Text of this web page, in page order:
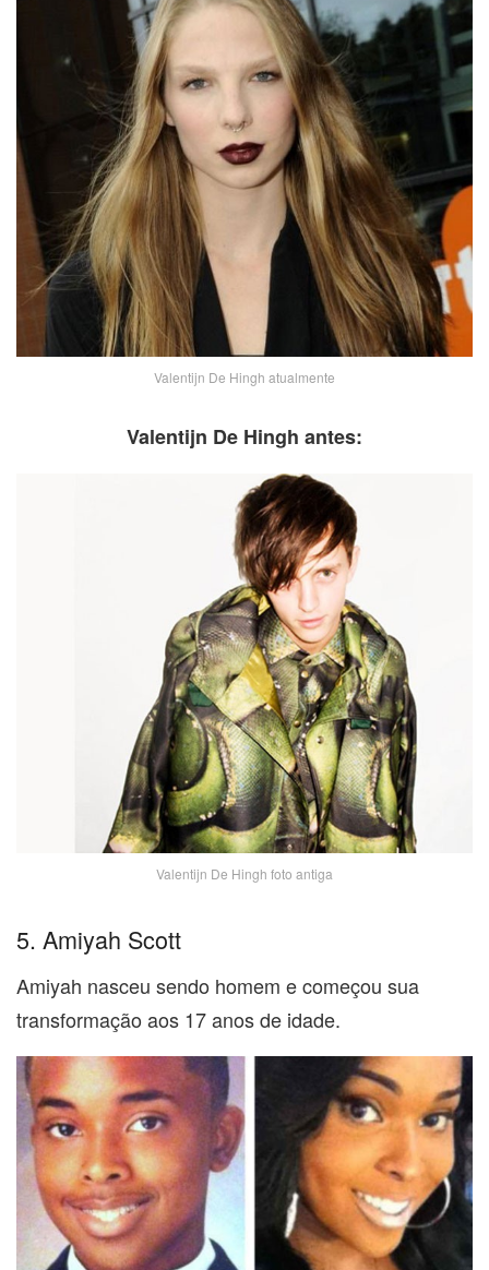
Valentijn De Hingh atualmente
Valentijn De Hingh antes:
Valentijn De Hingh foto antiga
5. Amiyah Scott
Amiyah nasceu sendo homem e começou sua
transformação aos 17 anos de idade.